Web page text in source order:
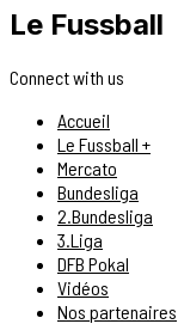
Le Fussball
Connect with us
Accueil
Le Fussball +
Mercato
Bundesliga
2.Bundesliga
3.Liga
DFB Pokal
Vidéos
Nos partenaires